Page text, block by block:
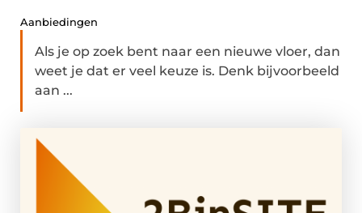
Aanbiedingen
Als je op zoek bent naar een nieuwe vloer, dan
weet je dat er veel keuze is. Denk bijvoorbeeld
aan ...